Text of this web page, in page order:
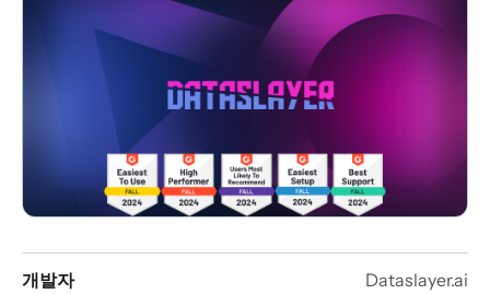
개발자 Dataslayer.ai